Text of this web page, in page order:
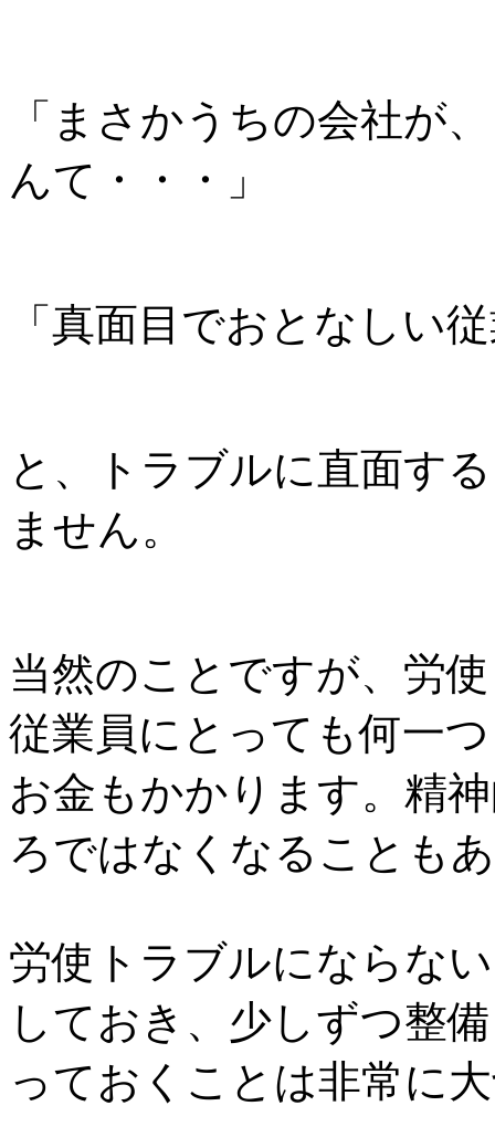
「 まさかうちの会社が
んて・・・
」
「 真面目でおとなしい
と、トラブルに直面す
ません。
当然のことですが、労
従業員にとっても何一
お金もかかります。精
ろではなくなることも
労使トラブルにならな
しておき、少しずつ整
っておくことは非常に